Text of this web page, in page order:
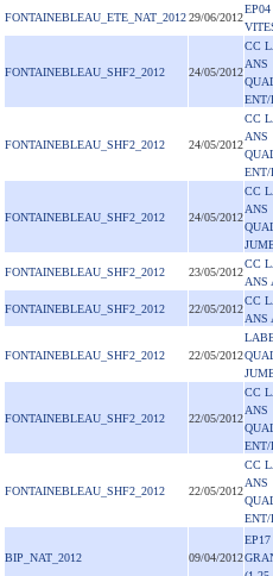
FONTAINEBLEAU_ETE_NAT_201229/06/2012
FONTAINEBLEAU_SHF2_2012 24/05/2012
CC
ANS
ENT/
FONTAINEBLEAU_SHF2_2012 24/05/2012
CC
ANS
ENT/
FONTAINEBLEAU_SHF2_2012 24/05/2012
CC
ANS
FONTAINEBLEAU_SHF2_2012 23/05/2012
CC
ANS
FONTAINEBLEAU_SHF2_2012 22/05/2012
CC
ANS
FONTAINEBLEAU_SHF2_2012 22/05/2012
FONTAINEBLEAU_SHF2_2012 22/05/2012
CC
ANS
ENT/
FONTAINEBLEAU_SHF2_2012 22/05/2012
CC
ANS
ENT/
BIP_NAT_2012 09/04/2012